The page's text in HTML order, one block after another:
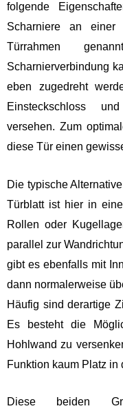
folgende
Scharniere an einer
Türrahmen
Scharnierverbindung
eben zugedreht
Einsteckschloss
versehen. Zum
diese Tür einen
Die typische
Türblatt ist hier in
Rollen oder
parallel zur
gibt es ebenfalls mit
dann normalerweise
Häufig sind derartige
Es besteht die
Hohlwand zu
Funktion kaum Platz in
Diese beiden